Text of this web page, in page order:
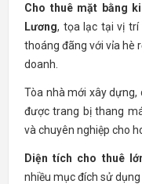
Cho thuê mặt bằng
Lương, tọa lạc tại vị trí
thoáng đãng với vỉa hè
doanh.
Tòa nhà mới xây
được trang bị thang
và chuyên nghiệp cho
Diện tích cho thuê
nhiều mục đích sử